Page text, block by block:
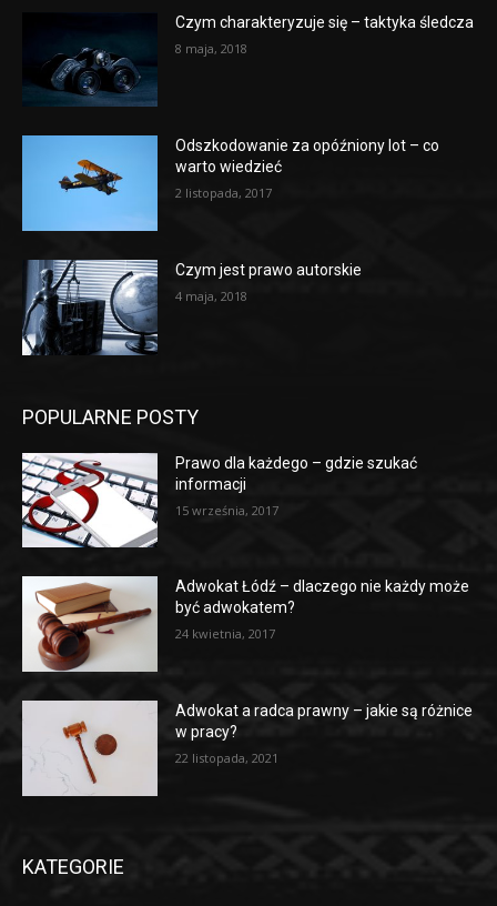
Czym charakteryzuje się – taktyka śledcza
8 maja, 2018
Odszkodowanie za opóźniony lot – co
warto wiedzieć
2 listopada, 2017
Czym jest prawo autorskie
4 maja, 2018
POPULARNE POSTY
Prawo dla każdego – gdzie szukać
informacji
15 września, 2017
Adwokat Łódź – dlaczego nie każdy może
być adwokatem?
24 kwietnia, 2017
Adwokat a radca prawny – jakie są różnice
w pracy?
22 listopada, 2021
KATEGORIE